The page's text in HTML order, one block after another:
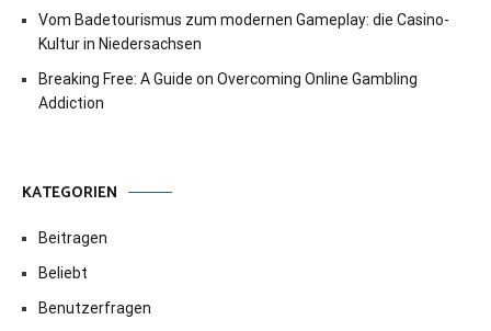
Vom Badetourismus zum modernen Gameplay: die Casino-
Kultur in Niedersachsen
Breaking Free: A Guide on Overcoming Online Gambling
Addiction
KATEGORIEN
Beitragen
Beliebt
Benutzerfragen